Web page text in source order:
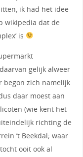
ik had het idee
wikipedia dat de
is
gelijk alweer
begon zich namelijk
daar moest aan
(wie kent het
richting de
’t Beekdal; waar
ooit ook al